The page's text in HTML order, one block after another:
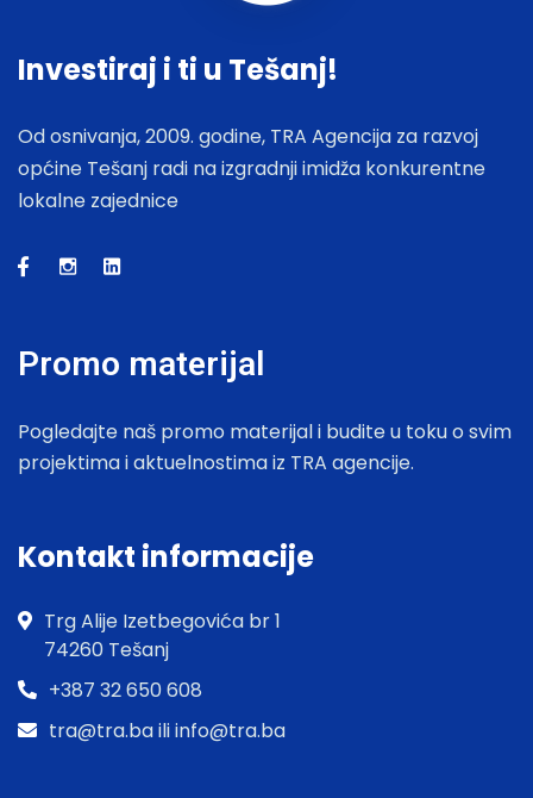
Investiraj i ti u Tešanj!
Od osnivanja, 2009. godine, TRA Agencija za razvoj
općine Tešanj radi na izgradnji imidža konkurentne
lokalne zajednice
Promo materijal
Pogledajte naš promo materijal i budite u toku o svim
projektima i aktuelnostima iz TRA agencije.
Kontakt informacije
Trg Alije Izetbegovića br 1
74260 Tešanj
+387 32 650 608
tra@tra.ba ili info@tra.ba